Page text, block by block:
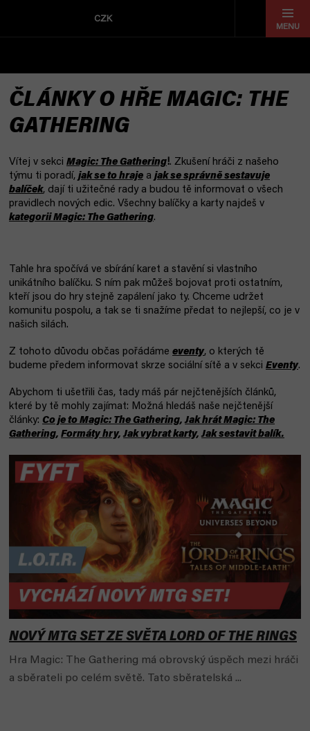
CZK
ČLÁNKY O HŘE MAGIC: THE
GATHERING
Vítej v sekci Magic: The Gathering!. Zkušení hráči z našeho
týmu ti poradí, jak se to hraje a jak se správně sestavuje
balíček, dají ti užitečné rady a budou tě informovat o všech
pravidlech nových edic. Všechny balíčky a karty najdeš v
kategorii Magic: The Gathering.
Tahle hra spočívá ve sbírání karet a stavění si vlastního
unikátního balíčku. S ním pak můžeš bojovat proti ostatním,
kteří jsou do hry stejně zapálení jako ty. Chceme udržet
komunitu pospolu, a tak se ti snažíme předat to nejlepší, co je v
našich silách.
Z tohoto důvodu občas pořádáme eventy, o kterých tě
budeme předem informovat skrze sociální sítě a v sekci Eventy.
Abychom ti ušetřili čas, tady máš pár nejčtenějších článků,
které by tě mohly zajímat: Možná hledáš naše nejčtenější
články: Co je to Magic: The Gathering,Jak hrát Magic: The
Gathering, Formáty hry,Jak vybrat karty,Jak sestavit balík.
V
č
á
k
ů
NOVÝ MTG SET ZE SVĚTA LORD OF THE RINGS
Hra Magic: The Gathering má obrovský úspěch mezi hráči
a sběrateli po celém světě. Tato sběratelská ...